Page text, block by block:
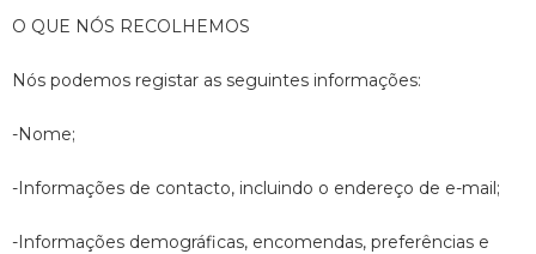
O QUE NÓS RECOLHEMOS
Nós podemos registar as seguintes informações:
-Nome;
-Informações de contacto, incluindo o endereço de e-mail;
-Informações demográficas, encomendas, preferências e